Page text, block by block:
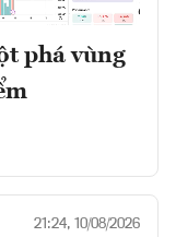
phá vùng
21:24, 10/08/2026